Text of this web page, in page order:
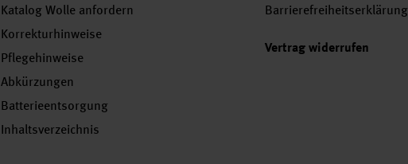
Katalog Wolle anfordern
Korrekturhinweise
Pflegehinweise
Abkürzungen
Batterieentsorgung
Inhaltsverzeichnis
Barrierefreiheitserklärung
Vertrag widerrufen